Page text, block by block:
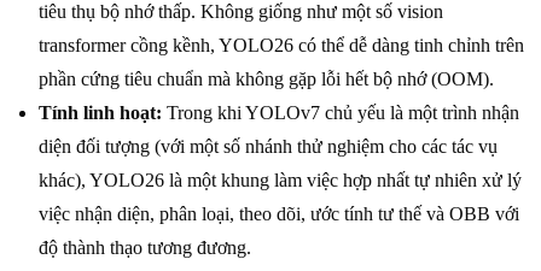
tiêu thụ bộ nhớ thấp. Không giống như một số vision
transformer cồng kềnh, YOLO26 có thể dễ dàng tinh chỉnh trên
phần cứng tiêu chuẩn mà không gặp lỗi hết bộ nhớ (OOM).
Tính linh hoạt: Trong khi YOLOv7 chủ yếu là một trình nhận
diện đối tượng (với một số nhánh thử nghiệm cho các tác vụ
khác), YOLO26 là một khung làm việc hợp nhất tự nhiên xử lý
việc nhận diện, phân loại, theo dõi, ước tính tư thế và OBB với
độ thành thạo tương đương.